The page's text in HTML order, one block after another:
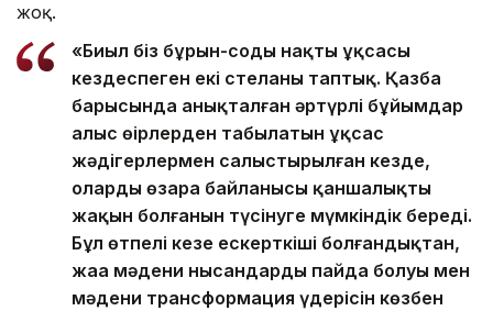
жоқ.
«Биыл біз бұрын-соңды нақты ұқсасы
кездеспеген екі стеланы таптық. Қазба
барысында анықталған әртүрлі бұйымдар
алыс өңірлерден табылатын ұқсас
жәдігерлермен салыстырылған кезде,
олардың өзара байланысы қаншалықты
жақын болғанын түсінуге мүмкіндік береді.
Бұл өтпелі кезең ескерткіші болғандықтан,
жаңа мәдени нысандардың пайда болуы мен
мәдени трансформация үдерісін көзбен